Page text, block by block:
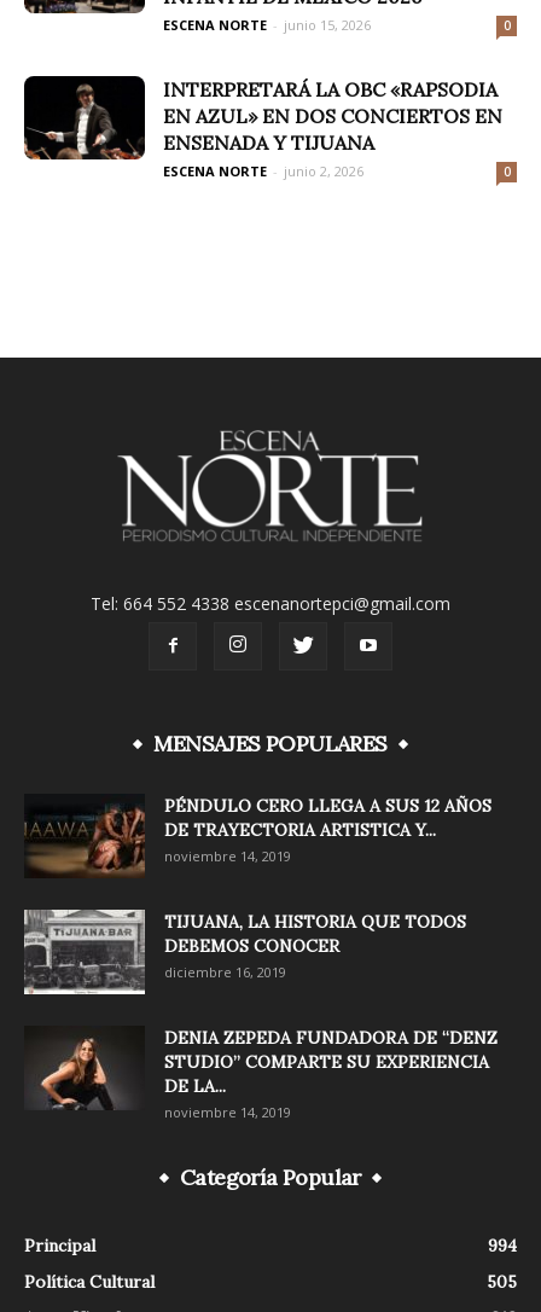
ESCENA NORTE - junio 15, 2026 0
INTERPRETARÁ LA OBC «RAPSODIA
EN AZUL» EN DOS CONCIERTOS EN
ENSENADA Y TIJUANA
ESCENA NORTE - junio 2, 2026 0
Tel: 664 552 4338 escenanortepci@gmail.com
MENSAJES POPULARES
PÉNDULO CERO LLEGA A SUS 12 AÑOS
DE TRAYECTORIA ARTISTICA Y...
noviembre 14, 2019
TIJUANA, LA HISTORIA QUE TODOS
DEBEMOS CONOCER
diciembre 16, 2019
DENIA ZEPEDA FUNDADORA DE “DENZ
STUDIO” COMPARTE SU EXPERIENCIA
DE LA...
noviembre 14, 2019
Categoría Popular
Principal
994
Política Cultural
505